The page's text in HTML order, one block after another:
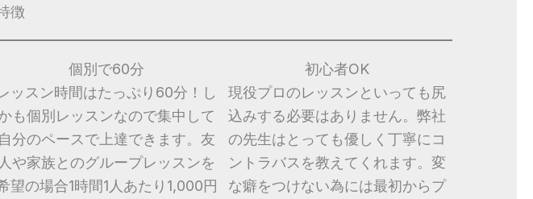
徴
個別で60分
ッスン時間はたっぷり60分！し
も個別レッスンなので集中して
自分のペースで上達できます。友
人や家族とのグループレッスンを
望の場合1時間1人あたり1,000円
初心者OK
現役プロのレッスンといっても尻
込みする必要はありません。弊社
の先生はとっても優しく丁寧にコ
ントラバスを教えてくれます。変
な癖をつけない為には最初からプ